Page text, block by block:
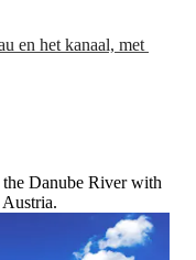
en het kanaal, met
Danube River with